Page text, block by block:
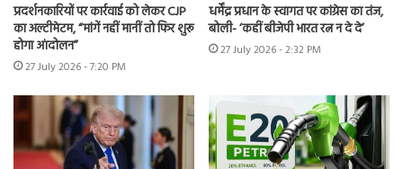
प्रदर्शनकारियों पर कार्रवाई को लेकर CJP
का अल्टीमेटम, “मांगें नहीं मानीं तो फिर शुरू
होगा आंदोलन”
27 July 2026 - 7:20 PM
धर्मेंद्र प्रधान के स्वागत पर कांग्रेस का तंज,
बोली- ‘कहीं बीजेपी भारत रत्न न दे दे’
27 July 2026 - 2:32 PM